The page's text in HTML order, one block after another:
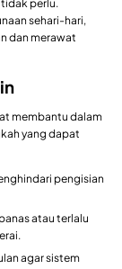
perlu.
sehari-hari,
dan merawat
membantu dalam
yang dapat
pengisian
atau terlalu
agar sistem